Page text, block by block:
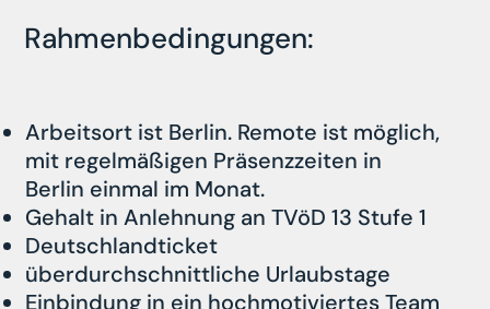
Rahmenbedingungen:
Arbeitsort ist Berlin. Remote ist möglich,
mit regelmäßigen Präsenzzeiten in
Berlin einmal im Monat.
Gehalt in Anlehnung an TVöD 13 Stufe 1
Deutschlandticket
überdurchschnittliche Urlaubstage
Einbindung in ein hochmotiviertes Team